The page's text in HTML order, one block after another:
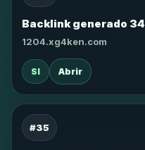
Backlink generado 34
1204.xg4ken.com
SI Abrir
#35